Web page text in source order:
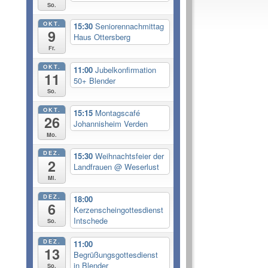
So.
OKT.
9
Fr.
15:30Seniorennachmittag
Haus Ottersberg
OKT.
11
So.
11:00Jubelkonfirmation
50+ Blender
OKT.
26
Mo.
15:15 Montagscafé
Johannisheim Verden
DEZ.
2
Mi.
15:30Weihnachtsfeier der
Landfrauen@ Weserlust
DEZ.
6
So.
18:00
Kerzenscheingottesdienst
Intschede
DEZ.
13
So.
11:00
Begrüßungsgottesdienst
in Blender